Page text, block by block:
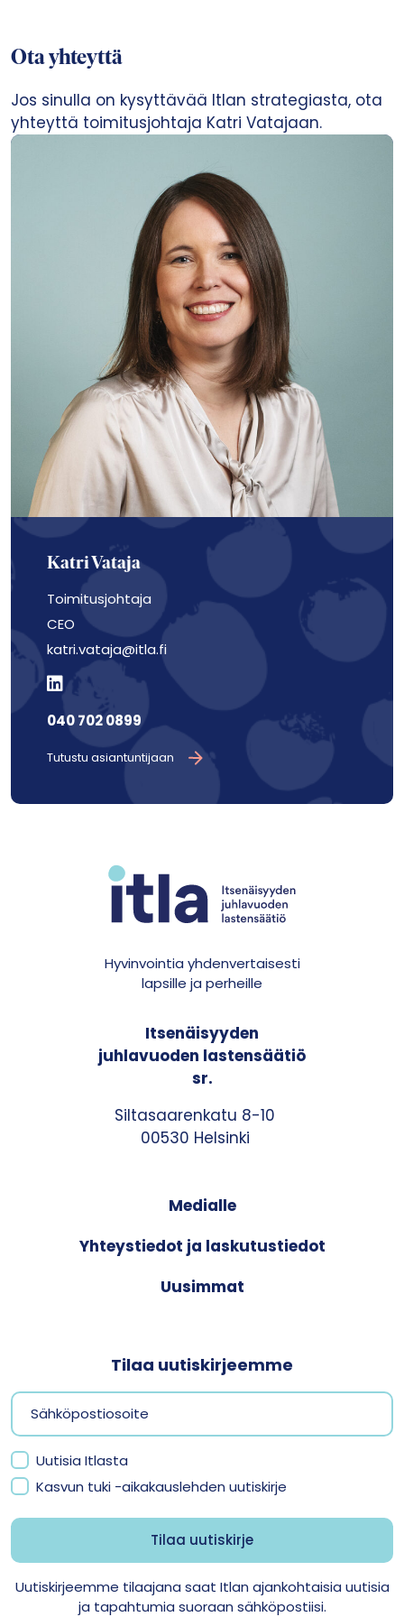
Ota yhteyttä
Jos sinulla on kysyttävää Itlan strategiasta, ota
yhteyttä toimitusjohtaja Katri Vatajaan.
Katri Vataja
Toimitusjohtaja
CEO
katri.vataja@itla.fi
040 702 0899
Tutustu asiantuntijaan
Hyvinvointia yhdenvertaisesti
lapsille ja perheille
Itsenäisyyden
juhlavuoden lastensäätiö
sr.
Siltasaarenkatu 8-10
00530 Helsinki
Medialle
Yhteystiedot ja laskutustiedot
Uusimmat
Tilaa uutiskirjeemme
Uutisia Itlasta
Kasvun tuki -aikakauslehden uutiskirje
Uutiskirjeemme tilaajana saat Itlan ajankohtaisia uutisia
ja tapahtumia suoraan sähköpostiisi.